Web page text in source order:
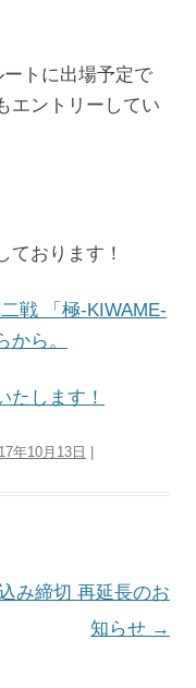
トに出場予定で
エントリーしてい
ております！
戦 「極-KIWAME-
ら。
たします！
年10月13日
み締切 再延長のお
知らせ →